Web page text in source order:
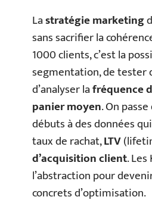
Lastratégie marketing
sans sacrifier la
1000 clients, c’est la
segmentation, de tester
d’analyser lafréquence
panier moyen. On
débuts à des données
taux de rachat,LTV
d’acquisition client.
l’abstraction pour
concrets d’optimisation.